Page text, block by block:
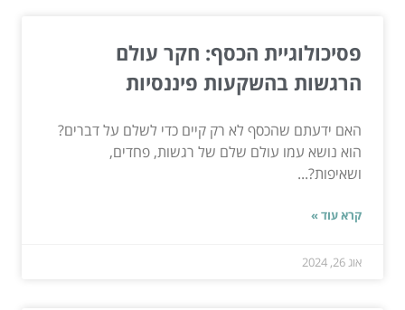
פסיכולוגיית הכסף: חקר עולם
הרגשות בהשקעות פיננסיות
האם ידעתם שהכסף לא רק קיים כדי לשלם על דברים?
הוא נושא עמו עולם שלם של רגשות, פחדים,
ושאיפות?...
קרא עוד »
אוג 26, 2024